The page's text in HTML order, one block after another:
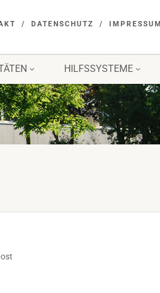
DATENSCHUTZ IMPRESSUM
HILFSSYSTEME